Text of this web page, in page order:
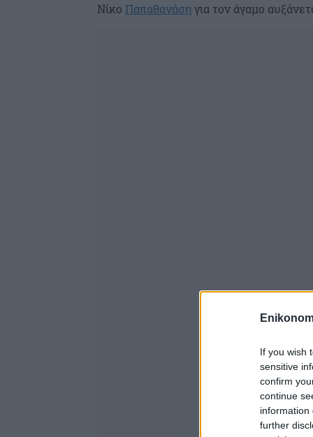
If you wish
sensitive
confirm
continue
information
further
Νίκο Παπαθανάση για τον άγαμο